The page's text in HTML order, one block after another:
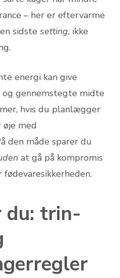
– her er eftervarme
sidste setting, ikke
energi kan give
og gennemstegte midte
hvis du planlægger
med
den måde sparer du
at gå på kompromis
du: trin-